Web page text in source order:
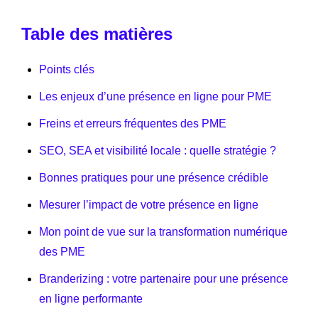
Table des matières
Points clés
Les enjeux d’une présence en ligne pour PME
Freins et erreurs fréquentes des PME
SEO, SEA et visibilité locale : quelle stratégie ?
Bonnes pratiques pour une présence crédible
Mesurer l’impact de votre présence en ligne
Mon point de vue sur la transformation numérique
des PME
Branderizing : votre partenaire pour une présence
en ligne performante